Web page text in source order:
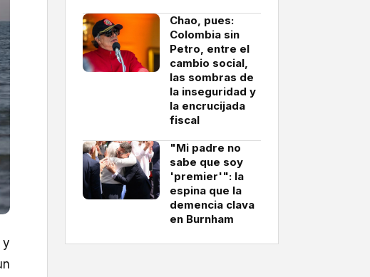
y
Chao, pues:
Colombia sin
Petro, entre el
cambio social,
las sombras de
la inseguridad y
la encrucijada
fiscal
"Mi padre no
sabe que soy
'premier'": la
espina que la
demencia clava
en Burnham